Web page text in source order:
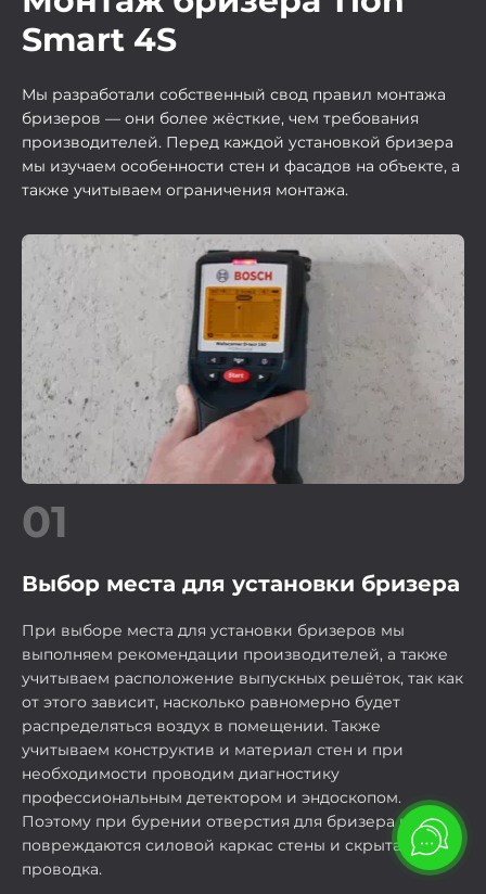
Smart 4S
Мы разработали собственный свод правил монтажа
бризеров — они более жёсткие, чем требования
производителей. Перед каждой установкой бризера
мы изучаем особенности стен и фасадов на объекте, а
также учитываем ограничения монтажа.
01
Выбор места для установки бризера
При выборе места для установки бризеров мы
выполняем рекомендации производителей, а также
учитываем расположение выпускных решёток, так как
от этого зависит, насколько равномерно будет
распределяться воздух в помещении. Также
учитываем конструктив и материал стен и при
необходимости проводим диагностику
профессиональным детектором и эндоскопом.
Поэтому при бурении отверстия для бризера не
повреждаются силовой каркас стены и скрытая
проводка.